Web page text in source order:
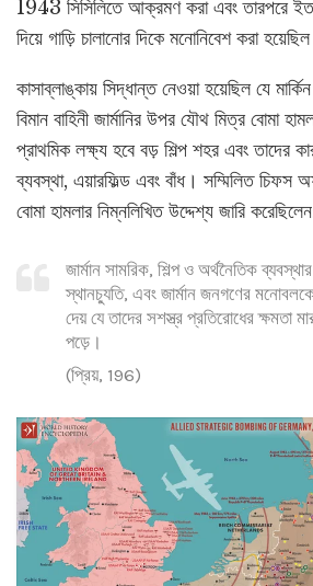
1943 সিসিলিতে আক্রমণ করা এবং তারপরে
দিয়ে গাড়ি চালানোর দিকে মনোনিবেশ করা
কাসাব্লাঙ্কায় সিদ্ধান্ত নেওয়া হয়েছিল যে
বিমান বাহিনী জার্মানির উপর যৌথ মিত্র বোমা
প্রাথমিক লক্ষ্য হবে বড় শিল্প শহর এবং তাদের
ব্যবস্থা, এয়ারফিল্ড এবং বাঁধ। সম্মিলিত চিফস
বোমা হামলার নিম্নলিখিত উদ্দেশ্য জারি
জার্মান সামরিক, শিল্প ও অর্থনৈতিক
স্থানচ্যুতি, এবং জার্মান জনগণের
দেয় যে তাদের সশস্ত্র প্রতিরোধের ক্ষমতা
পড়ে।
(প্রিয়, 196)